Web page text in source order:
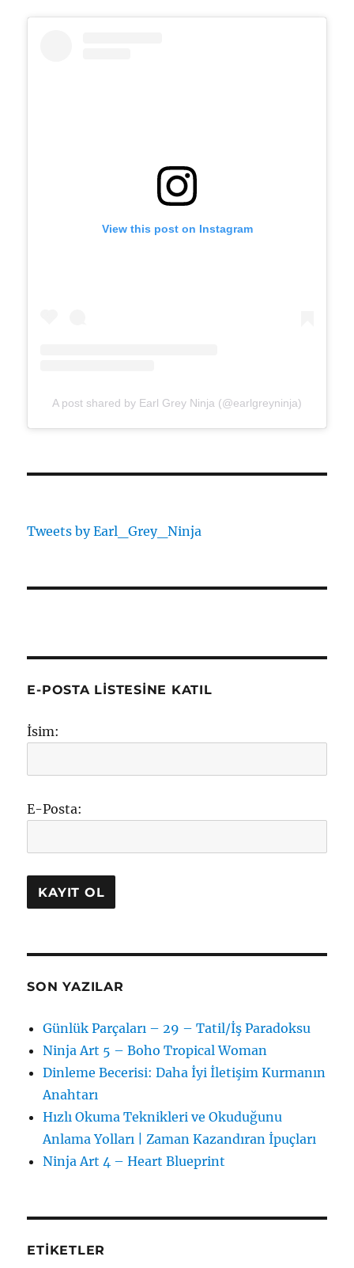
View this post on Instagram
A post shared by Earl Grey Ninja (@earlgreyninja)
Tweets by Earl_Grey_Ninja
E-POSTA LISTESINE KATIL
İsim:
E-Posta:
SON YAZILAR
Günlük Parçaları – 29 – Tatil/İş Paradoksu
Ninja Art 5 – Boho Tropical Woman
Dinleme Becerisi: Daha İyi İletişim Kurmanın
Anahtarı
Hızlı Okuma Teknikleri ve Okuduğunu
Anlama Yolları | Zaman Kazandıran İpuçları
Ninja Art 4 – Heart Blueprint
ETIKETLER